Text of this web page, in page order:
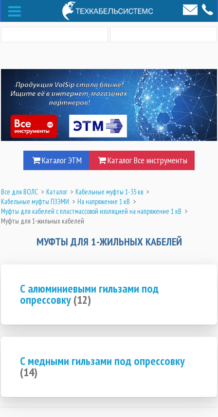
Каталог ЭТМ Каталог Все инструменты
Все для ВОЛС > Каталог > Кабельные муфты 1-35 кв >
Кабельные муфты ПЗЭМИ > На напряжение 1 кВ >
Муфты для кабелей с пластмассовой изоляцией на напряжение 1 кВ >
Муфты для 1-жильных кабелей
МУФТЫ ДЛЯ 1-ЖИЛЬНЫХ КАБЕЛЕЙ
С алюминиевыми гильзами под
опрессовку(12)
С медными гильзами под опрессовку
(14)